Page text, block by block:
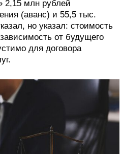
2,15 млн рублей
(аванс) и 55,5 тыс.
но указал: стоимость
от будущего
для договора